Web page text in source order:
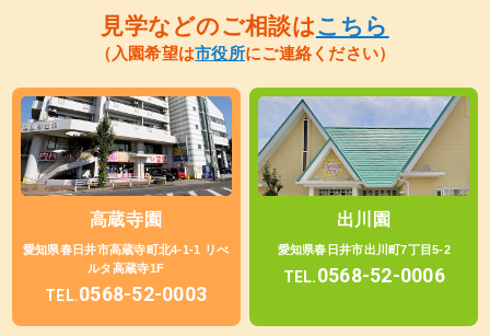
見学などのご相談はこちら
（入園希望は市役所にご連絡ください）
高蔵寺園
愛知県春日井市高蔵寺町北4-1-1 リべ
ルタ高蔵寺1F
TEL.0568-52-0003
出川園
愛知県春日井市出川町7丁目5-2
TEL.0568-52-0006